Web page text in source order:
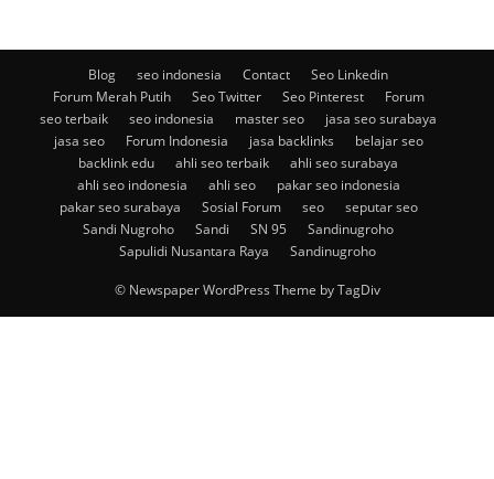
Blog seo indonesia Contact
Seo Linkedin
Forum Merah Putih
Seo Twitter Seo Pinterest
Forum
seo terbaik
seo indonesia master seo
jasa seo surabaya
jasa seo
Forum Indonesia jasa backlinks
belajar seo
backlink edu
ahli seo terbaik
ahli seo surabaya
ahli seo indonesia
ahli seo
pakar seo indonesia
pakar seo surabaya
Sosial Forum seo
seputar seo
Sandi Nugroho
Sandi SN 95
Sandinugroho
Sapulidi Nusantara Raya
Sandinugroho
© Newspaper WordPress Theme by TagDiv